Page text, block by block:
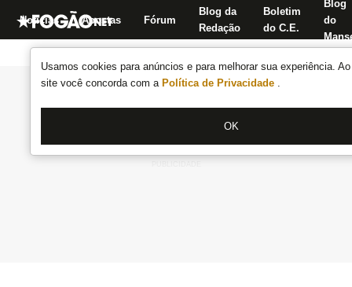
Usamos cookies para anúncios e para melhorar sua experiência.
site você concorda com a Política de Privacidade .
OK
Notícias Apostas Fórum
Blog da
Redação
Boletim
do C.E.
Blog
do